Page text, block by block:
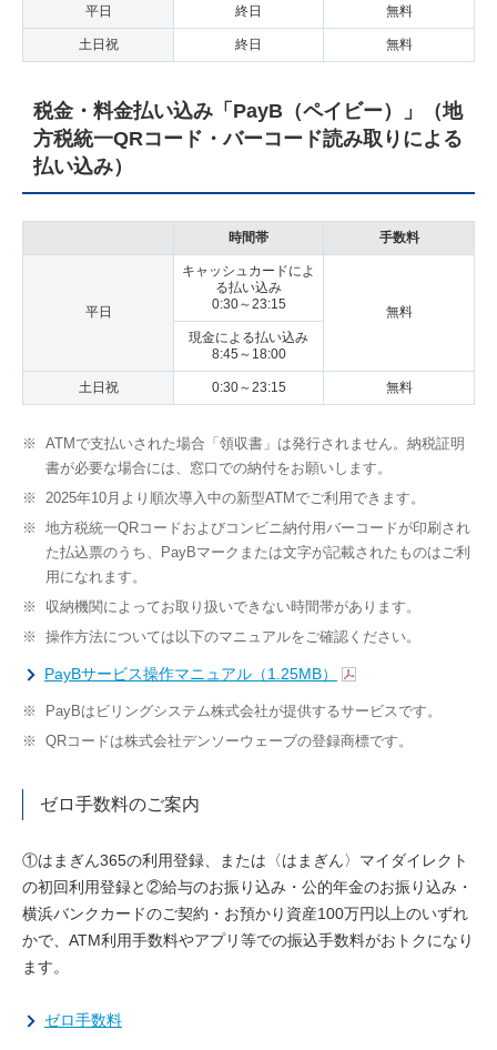
平日 終日 無料
土日祝 終日 無料
税金・料金払い込み「PayB（ペイビー）」（地
方税統一QRコード・バーコード読み取りによる
払い込み）
時間帯 手数料
平日
キャッシュカードによ
る払い込み
0:30～23:15
無料
現金による払い込み
8:45～18:00
土日祝 0:30～23:15 無料
※
ATMで支払いされた場合「領収書」は発行されません。納税証明
書が必要な場合には、窓口での納付をお願いします。
※
2025年10月より順次導入中の新型ATMでご利用できます。
※
地方税統一QRコードおよびコンビニ納付用バーコードが印刷され
た払込票のうち、PayBマークまたは文字が記載されたものはご利
用になれます。
※
収納機関によってお取り扱いできない時間帯があります。
※
操作方法については以下のマニュアルをご確認ください。
PayBサービス操作マニュアル（1.25MB）
※
PayBはビリングシステム株式会社が提供するサービスです。
※
QRコードは株式会社デンソーウェーブの登録商標です。
ゼロ手数料のご案内
①はまぎん365の利用登録、または〈はまぎん〉マイダイレクト
の初回利用登録と②給与のお振り込み・公的年金のお振り込み・
横浜バンクカードのご契約・お預かり資産100万円以上のいずれ
かで、ATM利用手数料やアプリ等での振込手数料がおトクになり
ます。
ゼロ手数料